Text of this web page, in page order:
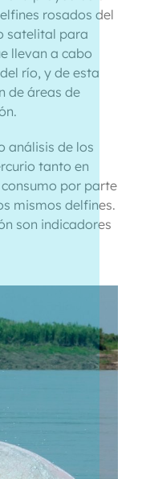
rosados del
satelital para
llevan a cabo
río, y de esta
de áreas de
análisis de los
tanto en
por parte
mismos delfines.
son indicadores